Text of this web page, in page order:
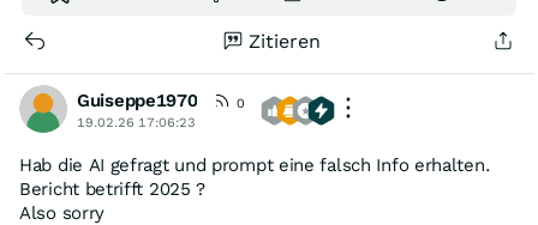
Zitieren
Guiseppe1970
0
19.02.26 17:06:23
Hab die AI gefragt und prompt eine falsch Info erhalten.
Bericht betrifft 2025 ?
Also sorry